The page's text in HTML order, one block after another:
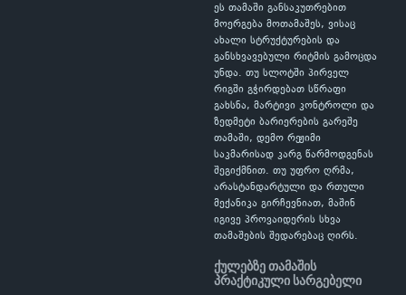
ეს თამაში განსაკუთრებით
მოერგება მოთამაშეს, ვისაც
ახალი სტრუქტურების და
განსხვავებული რიტმის გამოცდა
უნდა. თუ სლოტში პირველ
რიგში გჭირდებათ სწრაფი
გახსნა, მარტივი კონტროლი და
ზედმეტი ბარიერების გარეშე
თამაში, დემო რეჟიმი
საკმარისად კარგ წარმოდგენას
შეგიქმნით. თუ უფრო ღრმა,
არასტანდარტული და რთული
მექანიკა გირჩევნიათ, მაშინ
იგივე პროვაიდერის სხვა
თამაშების შედარებაც ღირს.
ქულებზე თამაშის
პრაქტიკული სარგებელი